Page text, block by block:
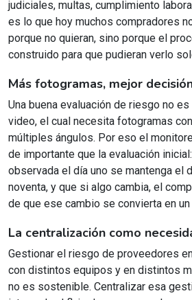
judiciales, multas, cumplimiento
es lo que hoy muchos compradores
porque no quieran, sino porque el
construido para que pudieran verlo
Más fotogramas, mejor
Una buena evaluación de riesgo no
video, el cual necesita fotogramas
múltiples ángulos. Por eso el
de importante que la evaluación
observada el día uno se mantenga el
noventa, y que si algo cambia, el
de que ese cambio se convierta en
La centralización como
Gestionar el riesgo de proveedores
con distintos equipos y en distintos
no es sostenible. Centralizar esa